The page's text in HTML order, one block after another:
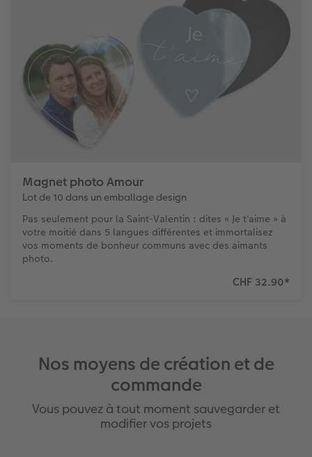
Magnet photo Amour
Lot de 10 dans un emballage design
Pas seulement pour la Saint-Valentin : dites « Je t'aime » à
votre moitié dans 5 langues différentes et immortalisez
vos moments de bonheur communs avec des aimants
photo.
CHF 32.90*
Nos moyens de création et de
commande
Vous pouvez à tout moment sauvegarder et
modifier vos projets